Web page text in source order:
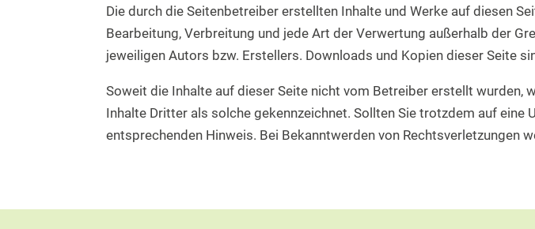
Die durch die Seitenbetreiber erstellten Inhalte und Werke auf diesen
Bearbeitung, Verbreitung und jede Art der Verwertung außerhalb der
jeweiligen Autors bzw. Erstellers. Downloads und Kopien dieser Seite
Soweit die Inhalte auf dieser Seite nicht vom Betreiber erstellt
Inhalte Dritter als solche gekennzeichnet. Sollten Sie trotzdem auf
entsprechenden Hinweis. Bei Bekanntwerden von Rechtsverletzungen